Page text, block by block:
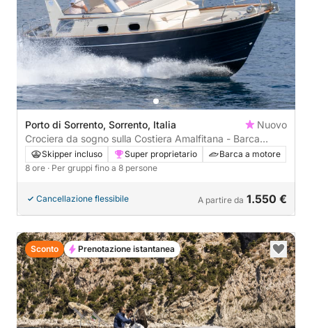
Porto di Sorrento, Sorrento, Italia
Nuovo
Crociera da sogno sulla Costiera Amalfitana - Barca
privata da Sorrento
Skipper incluso Super proprietario
Barca a motore
8 ore · Per gruppi fino a 8 persone
Cancellazione flessibile A partire da 1.550 €
Sconto Prenotazione istantanea